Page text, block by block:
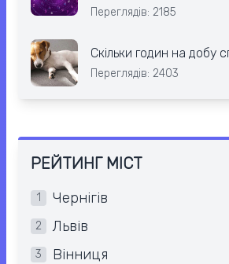
Переглядів: 2185
Скільки годин на добу
Переглядів: 2403
РЕЙТИНГ МІСТ
1 Чернігів
2 Львів
3 Вінниця